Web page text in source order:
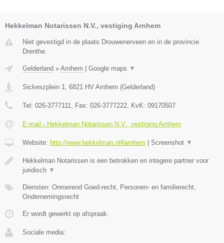
Hekkelman Notarissen N.V., vestiging Arnhem
Niet gevestigd in de plaats Drouwenerveen en in de provincie
Drenthe.
Gelderland » Arnhem Google maps ▼
Sickeszplein 1 6821 HV Arnhem (Gelderland)
Tel: 026-3777111 , Fax: 026-3777222 , KvK: 09170507
E-mail › Hekkelman Notarissen N.V., vestiging Arnhem
Website: http://www.hekkelman.nl#arnhem Screenshot ▼
Hekkelman Notarissen is een betrokken en integere partner voor
juridisch ▼
Diensten: Onroerend Goed-recht, Personen- en familierecht,
Ondernemingsrecht
Er wordt gewerkt op afspraak.
Sociale media: